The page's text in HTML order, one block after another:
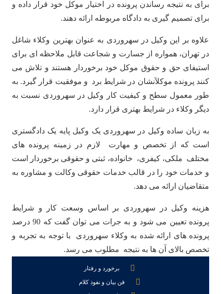
برای به نتیجه رساندن پرونده در اختیار موکل خود قرار داده و
برای تصمیم گیری به دادگاه مربوطه ارائه دهند.
علاوه بر این وکیل در سهروردی به عنوان بهترین وکلاء شاغل
در تهران، همواره از جسارت و شجاعت قابل ملاحظه ای برای
استیفای حق و حقوق موکل خود برخوردار هستند و تلاش می
کنند پرونده موکلآنشان در شرایط برد و موفقیت قرار گیرد. به
طور معمول سطح و کیفیت کار وکیل در سهروردی نسبت به
دیگر وکلاء در شرایط بهتری قرار دارد.
به زبان ساده وکیل در سهروردی یک وکیل پایه یک دادگستری
است که از تخصص و مهارت لازم در زمینه پرونده های
مختلف ملکی، کیفری، خانواده، ثبتی و حقوقی برخوردار است
و خدمات خود را در قالب خدمات حقوقی وکالت و مشاوره به
متقاضیان ارائه می دهد.
هزینه وکیل در سهروردی بر اساس وسعت کار و شرایط
پرونده تعیین می شود و به جرات می توان گفت که 90 درصد
پرونده های ارائه شده به وکلاء سهروردی با توجه به تجربه و
تخصص بالای آن ها به نتیجه مطلوب می رسد.
برخورد و رفتار
فن بیان و نفوذ کلام